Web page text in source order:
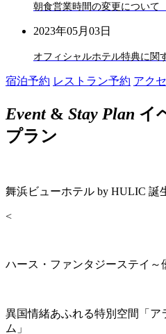
朝食営業時間の変更について
2023年05月03日
オフィシャルホテル特典に関
宿泊予約 レストラン予約 アク
Event& Stay Plan イ
プラン
舞浜ビューホテル by HULIC
<
ハース・ファンタジーステイ～
異国情緒あふれる特別空間「ア
ム」